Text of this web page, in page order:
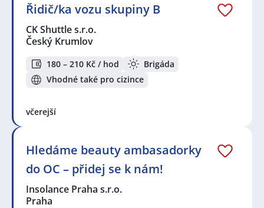
Řidič/ka vozu skupiny B
CK Shuttle s.r.o.
Český Krumlov
180 – 210 Kč / hod
Brigáda
Vhodné také pro cizince
včerejší
Hledáme beauty ambasadorky
do OC – přidej se k nám!
Insolance Praha s.r.o.
Praha